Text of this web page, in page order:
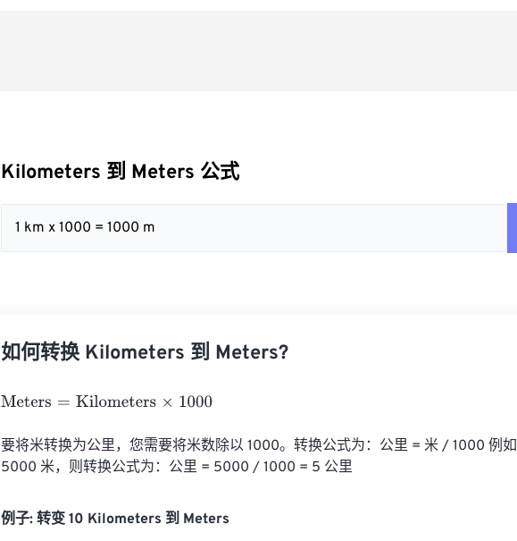
Kilometers 到 Meters 公式
1 km x 1000 = 1000 m
如何转换 Kilometers 到 Meters?
Meters= Kilometers×1000
要将米转换为公里，您需要将米数除以 1000。转换公式为：公里 = 米 / 1000 例
5000 米，则转换公式为：公里 = 5000 / 1000 = 5 公里
例子: 转变 10 Kilometers 到 Meters